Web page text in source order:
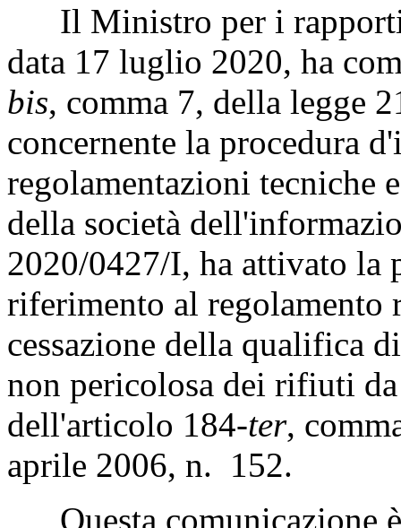
Il Ministro per i rapporti
data 17 luglio 2020, ha
bis, comma 7, della legge
concernente la procedura
regolamentazioni tecniche
della società
2020/0427/I, ha attivato la
riferimento al regolamento
cessazione della qualifica
non pericolosa dei rifiuti da
dell'articolo 184-ter,
aprile 2006, n. 152.
Questa comunicazione